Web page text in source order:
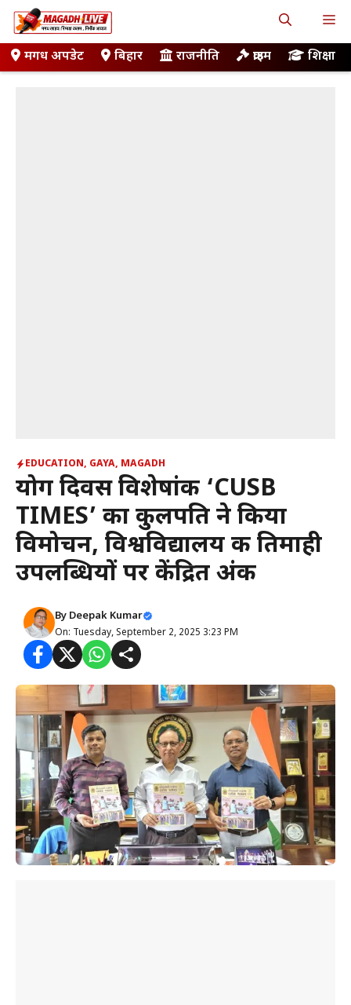
Skip
to
contentमगध अपडेट बिहार राजनीति क्राइम शिक्षा
EDUCATION, GAYA, MAGADH
योग दिवस विशेषांक ‘CUSB
TIMES’ का कुलपति ने किया
विमोचन, विश्वविद्यालय की तिमाही
उपलब्धियों पर केंद्रित अंक
By Deepak Kumar
On: Tuesday, September 2, 2025 3:23 PM